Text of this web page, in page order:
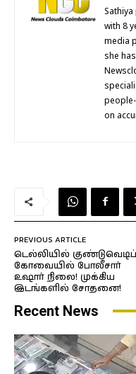
with 8
media
she
on
PREVIOUS ARTICLE
டெல்லியில்
கோவையில் போலீசார்
உஷார் நிலை! முக்கிய
இடங்களில் சோதனை!
Recent News